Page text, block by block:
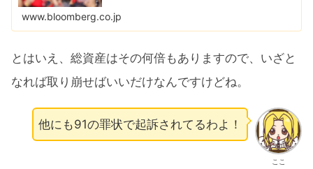
www.bloomberg.co.jp
とはいえ、総資産はその何倍もありますので、いざと
なれば取り崩せばいいだけなんですけどね。
ここ
他にも91の罪状で起訴されてるわよ！